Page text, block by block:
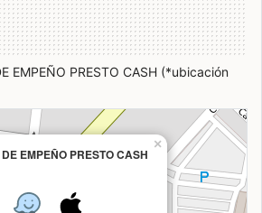
EMPEÑO PRESTO CASH (*ubicación
EMPEÑO PRESTO CASH
×